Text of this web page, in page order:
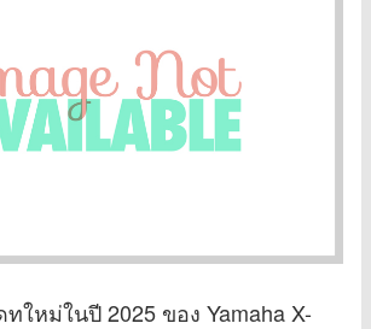
ใหม่ในปี 2025 ของ Yamaha X-